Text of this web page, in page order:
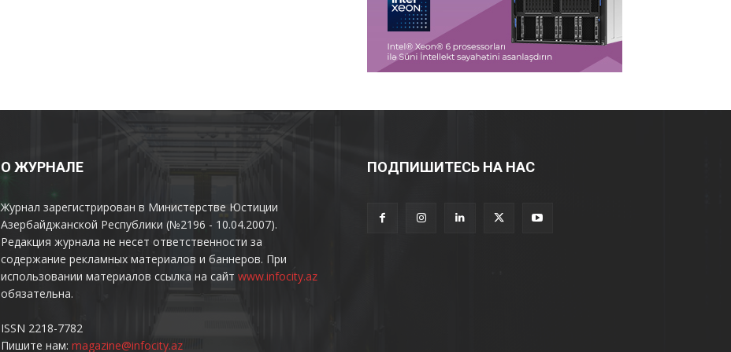
О ЖУРНАЛЕ
Журнал зарегистрирован в Министерстве Юстиции
Азербайджанской Республики (№2196 - 10.04.2007).
Редакция журнала не несет ответственности за
содержание рекламных материалов и баннеров. При
использовании материалов ссылка на сайт www.infocity.az
обязательна.
ISSN 2218-7782
Пишите нам: magazine@infocity.az
ПОДПИШИТЕСЬ НА НАС